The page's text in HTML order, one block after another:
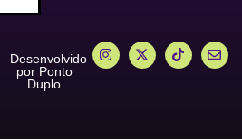
Desenvolvido
por Ponto
Duplo